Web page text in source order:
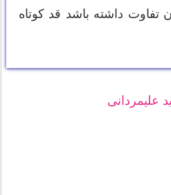
تفاوت داشته باشد قد کوتاه
علیمردانی